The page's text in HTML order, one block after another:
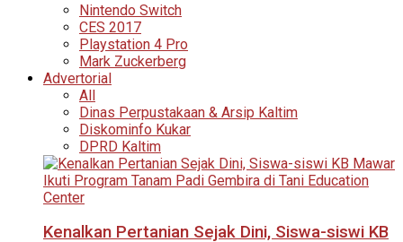
Nintendo Switch
CES 2017
Playstation 4 Pro
Mark Zuckerberg
Advertorial
All
Dinas Perpustakaan & Arsip Kaltim
Diskominfo Kukar
DPRD Kaltim
Kenalkan Pertanian Sejak Dini, Siswa-siswi KB